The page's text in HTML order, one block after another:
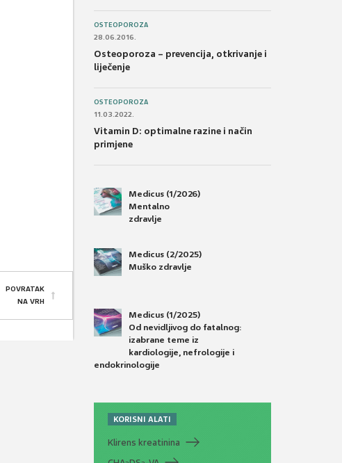
POVRATAK
NA VRH
OSTEOPOROZA
28.06.2016.
Osteoporoza – prevencija, otkrivanje i
liječenje
OSTEOPOROZA
11.03.2022.
Vitamin D: optimalne razine i način
primjene
Medicus (1/2026)
Mentalno
zdravlje
Medicus (2/2025)
Muško zdravlje
Medicus (1/2025)
Od nevidljivog do fatalnog:
izabrane teme iz
kardiologije, nefrologije i
endokrinologije
KORISNI ALATI
Klirens kreatinina